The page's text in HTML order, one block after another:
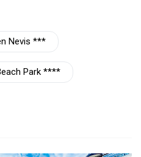
Nevis ***
Park ****